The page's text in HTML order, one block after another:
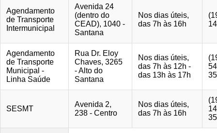
Agendamento
de Transporte
Intermunicipal
Avenida 24
(dentro do
CEAD), 1040 -
Santana
Nos dias úteis,
das 7h às 16h
Agendamento
de Transporte
Municipal -
Linha Saúde
Rua Dr. Eloy
Chaves, 3265
- Alto do
Santana
Nos dias úteis,
das 7h às 12h -
das 13h às 17h
SESMT
Avenida 2,
238 - Centro
Nos dias úteis,
das 7h às 16h